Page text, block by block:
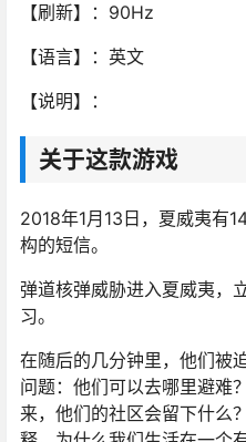
【刷新】：90Hz
【语言】：英文
【说明】：
关于这款游戏
2018年1月13日，夏威夷有
构的短信。
弹道核弹威胁进入夏威夷，
习。
在随后的几分钟里，他们被
问题：他们可以去哪里避难
来，他们的社区会留下什么